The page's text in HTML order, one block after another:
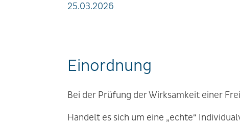
25.03.2026
Einordnung
Bei der Prüfung der Wirksamkeit einer
Handelt es sich um eine „echte“